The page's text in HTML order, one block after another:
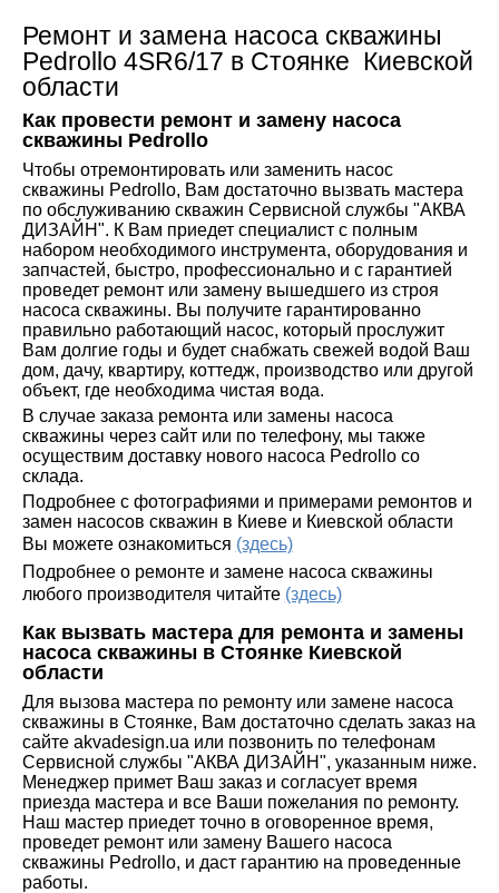
Ремонт и замена насоса скважины
Pedrollo 4SR6/17 в Стоянке Киевской
области
Как провести ремонт и замену насоса
скважины Pedrollo
Чтобы отремонтировать или заменить насос
скважины Pedrollo, Вам достаточно вызвать мастера
по обслуживанию скважин Сервисной службы "АКВА
ДИЗАЙН". К Вам приедет специалист с полным
набором необходимого инструмента, оборудования и
запчастей, быстро, профессионально и с гарантией
проведет ремонт или замену вышедшего из строя
насоса скважины. Вы получите гарантированно
правильно работающий насос, который прослужит
Вам долгие годы и будет снабжать свежей водой Ваш
дом, дачу, квартиру, коттедж, производство или другой
объект, где необходима чистая вода.
В случае заказа ремонта или замены насоса
скважины через сайт или по телефону, мы также
осуществим доставку нового насоса Pedrollo со
склада.
Подробнее с фотографиями и примерами ремонтов и
замен насосов скважин в Киеве и Киевской области
Вы можете ознакомиться (здесь)
Подробнее о ремонте и замене насоса скважины
любого производителя читайте (здесь)
Как вызвать мастера для ремонта и замены
насоса скважины в Стоянке Киевской
области
Для вызова мастера по ремонту или замене насоса
скважины в Стоянке, Вам достаточно сделать заказ на
сайте akvadesign.ua или позвонить по телефонам
Сервисной службы "АКВА ДИЗАЙН", указанным ниже.
Менеджер примет Ваш заказ и согласует время
приезда мастера и все Ваши пожелания по ремонту.
Наш мастер приедет точно в оговоренное время,
проведет ремонт или замену Вашего насоса
скважины Pedrollo, и даст гарантию на проведенные
работы.